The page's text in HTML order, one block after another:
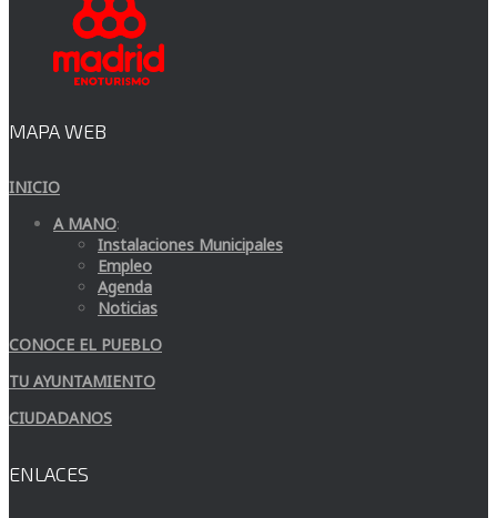
MAPA WEB
INICIO
A MANO:
Instalaciones Municipales
Empleo
Agenda
Noticias
CONOCE EL PUEBLO
TU AYUNTAMIENTO
CIUDADANOS
ENLACES